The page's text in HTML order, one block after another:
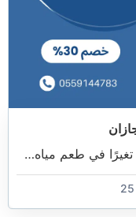
في طعم مياه…